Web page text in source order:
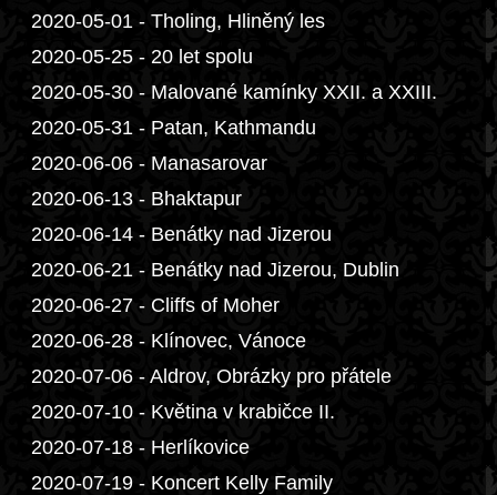
2020-05-01 - Tholing, Hliněný les
2020-05-25 - 20 let spolu
2020-05-30 - Malované kamínky XXII. a XXIII.
2020-05-31 - Patan, Kathmandu
2020-06-06 - Manasarovar
2020-06-13 - Bhaktapur
2020-06-14 - Benátky nad Jizerou
2020-06-21 - Benátky nad Jizerou, Dublin
2020-06-27 - Cliffs of Moher
2020-06-28 - Klínovec, Vánoce
2020-07-06 - Aldrov, Obrázky pro přátele
2020-07-10 - Květina v krabičce II.
2020-07-18 - Herlíkovice
2020-07-19 - Koncert Kelly Family